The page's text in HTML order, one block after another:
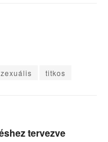
titkos
tervezve